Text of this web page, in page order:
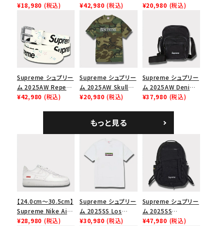
Mesh Back 5-Panel
ュバック 5パネルキャ
ップ トゥルーティン
バーHTC フォールカ
¥18,980 (税込)
Backpack デニム バ
ックパック ブラック
¥42,980 (税込)
Carti Tee プレイボ
¥20,980 (税込)
Supreme シュプリー
ム 2025AW Repeat
Leather Belt リピー
¥42,980 (税込)
Supreme シュプリー
ム 2025AW Skull
Tee スカル Tシャ
¥20,980 (税込)
Supreme シュプリー
ム 2025AW Denim
Shoulder Bag デニ
¥37,980 (税込)
もっと見る
【24.0cm～30.5cm】
Supreme Nike Air
Force 1 Low シュプ
¥28,980 (税込)
Supreme シュプリー
ム 2025SS Los
Angeles Fire Relief
¥30,980 (税込)
Supreme シュプリー
ム 2025SS
Backpack バックパッ
¥47,980 (税込)